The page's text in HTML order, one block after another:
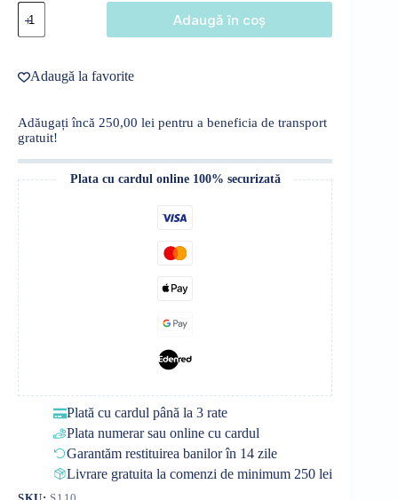
Cantitate
Cămașă
damă
Adaugă în coș
Adaugă la favorite
Adăugați încă 250,00 lei pentru a beneficia de transport
gratuit!
Plata cu cardul online 100% securizată
Plată cu cardul până la 3 rate
Plata numerar sau online cu cardul
Garantăm restituirea banilor în 14 zile
Livrare gratuita la comenzi de minimum 250 lei